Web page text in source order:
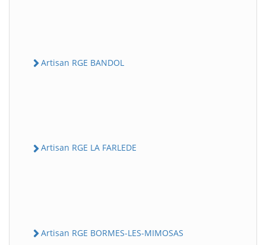
Artisan RGE BANDOL
Artisan RGE LA FARLEDE
Artisan RGE BORMES-LES-MIMOSAS